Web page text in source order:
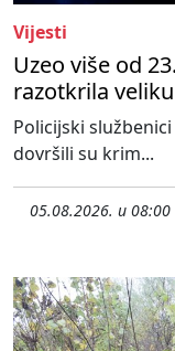
Vijesti
Uzeo više od
razotkrila
Policijski
dovršili su krim...
05.08.2026. u 08:00